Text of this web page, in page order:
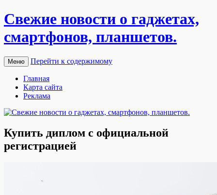
Свежие новости о гаджетах,
смартфонов, планшетов.
Меню Перейти к содержимому
Главная
Карта сайта
Реклама
Купить диплом с официальной
регистрацией